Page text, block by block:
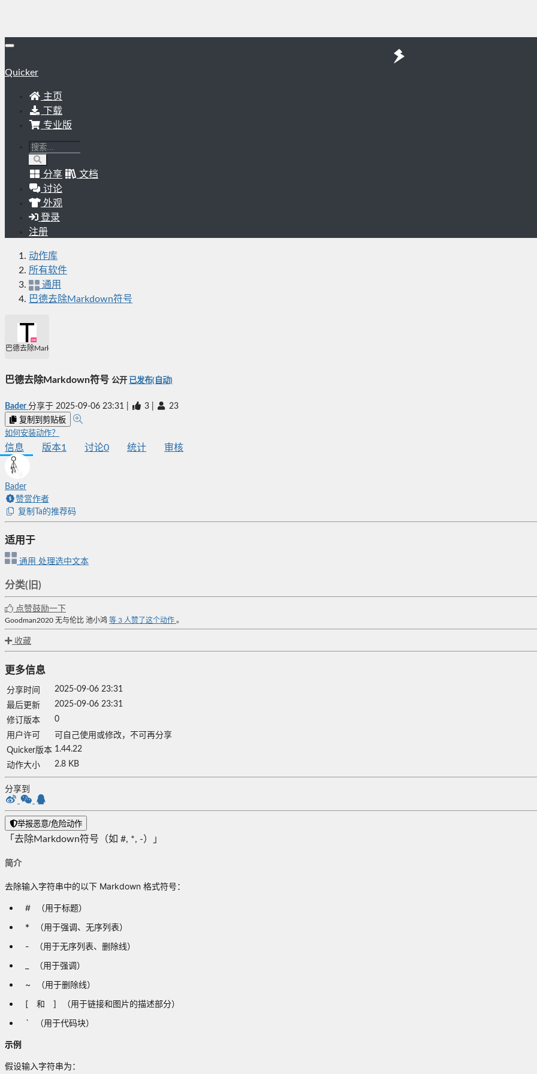
Quicker
主页
下载
专业版
分享
文档
讨论
外观
登录
注册
动作库
所有软件
通用
巴德去除Markdown符号
巴德去除Markdown符号
巴德去除Markdown符号 公开 已发布(自动)
Bader分享于 2025-09-06 23:31 3 23
复制到剪贴板
如何安装动作？
信息 版本1 讨论0 统计 审核
Bader
赞赏作者
复制Ta的推荐码
适用于
通用 处理选中文本
分类(旧)
点赞鼓励一下
Goodman2020 无与伦比 池小鸿 等 3 人赞了这个动作 。
收藏
更多信息
分享时间
2025-09-06 23:31
最后更新
2025-09-06 23:31
修订版本
0
用户许可
可自己使用或修改，不可再分享
Quicker版本 1.44.22
动作大小
2.8 KB
分享到
举报恶意/危险动作
「去除Markdown符号（如 #, *, -）」
简介
去除输入字符串中的以下 Markdown 格式符号：
#
（用于标题）
*
（用于强调、无序列表）
-
（用于无序列表、删除线）
（用于强调）
~
（用于删除线）
[
和 ]
（用于链接和图片的描述部分）
`
（用于代码块）
示例
假设输入字符串为：